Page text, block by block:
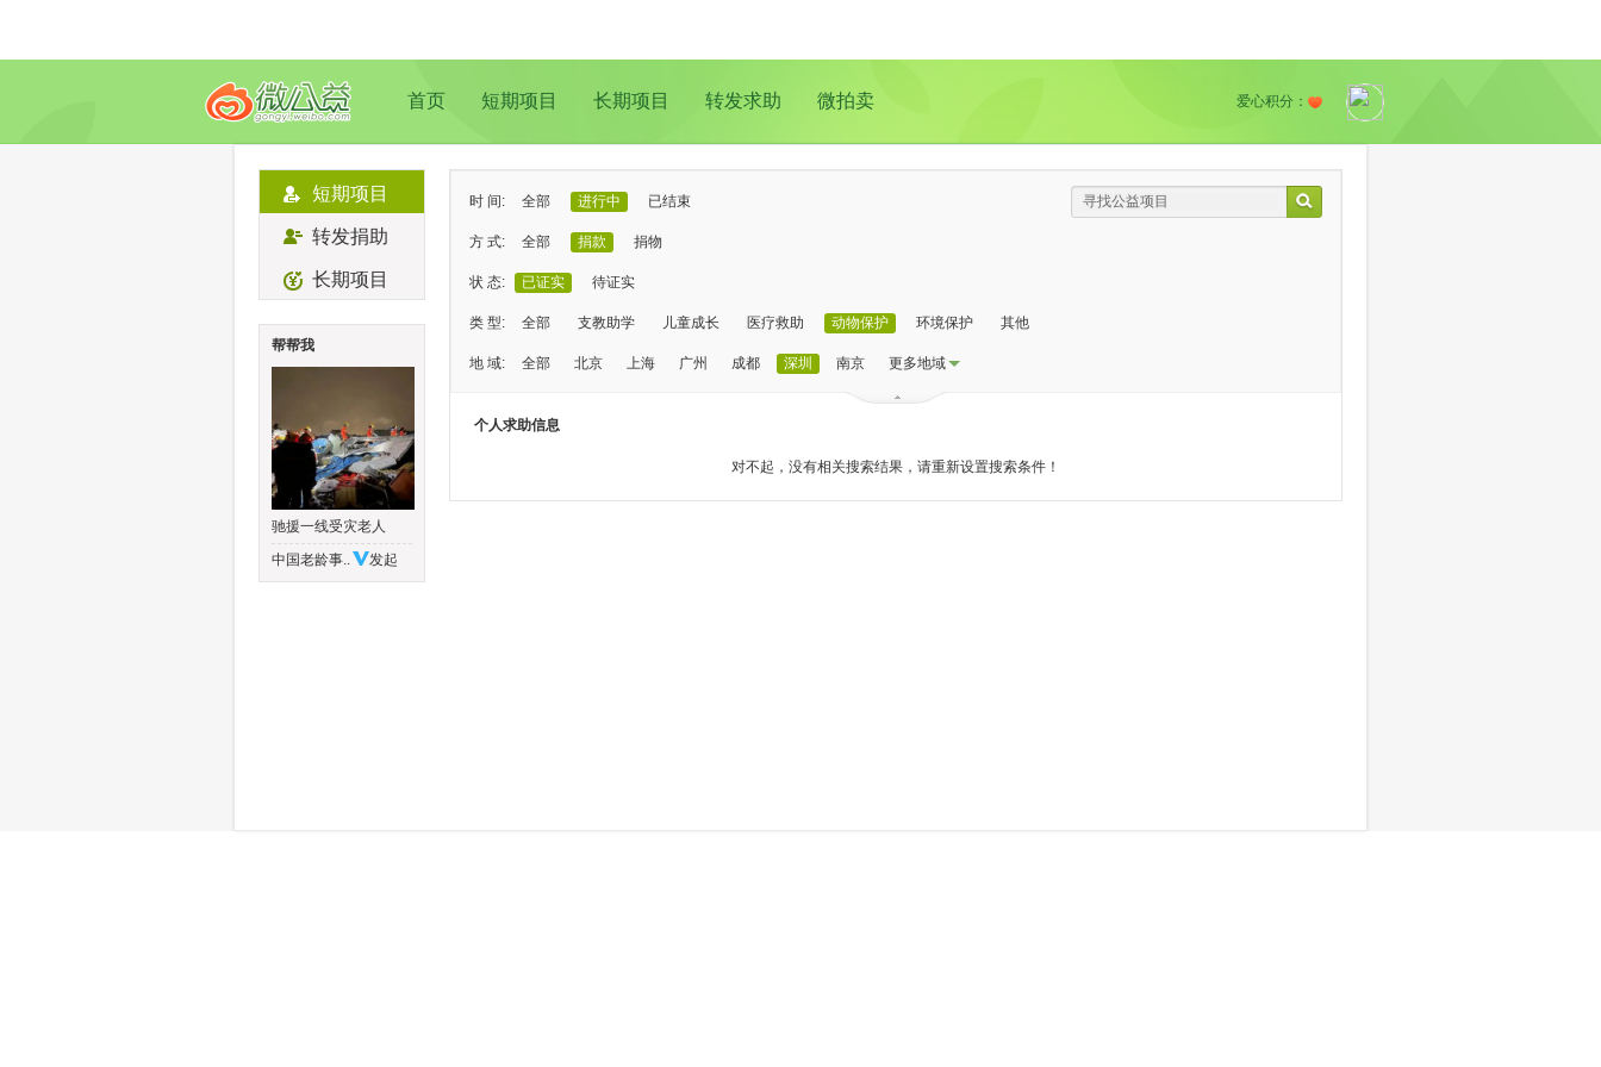
首页 短期项目 长期项目 转发求助 微拍卖 爱心积分：
短期项目
转发捐助
长期项目
帮帮我
驰援一线受灾老人
中国老龄事..
发起
时 间: 全部 进行中 已结束
方 式: 全部 捐款 捐物
状 态: 已证实 待证实
类 型: 全部 支教助学 儿童成长 医疗救助 动物保护 环境保护 其他
地 域: 全部 北京 上海 广州 成都 深圳 南京 更多地域
个人求助信息
对不起，没有相关搜索结果，请重新设置搜索条件！